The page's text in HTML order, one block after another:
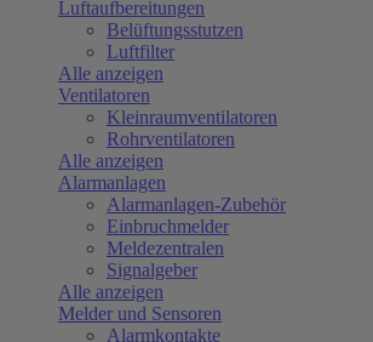
Luftaufbereitungen
Belüftungsstutzen
Luftfilter
Alle anzeigen
Ventilatoren
Kleinraumventilatoren
Rohrventilatoren
Alle anzeigen
Alarmanlagen
Alarmanlagen-Zubehör
Einbruchmelder
Meldezentralen
Signalgeber
Alle anzeigen
Melder und Sensoren
Alarmkontakte